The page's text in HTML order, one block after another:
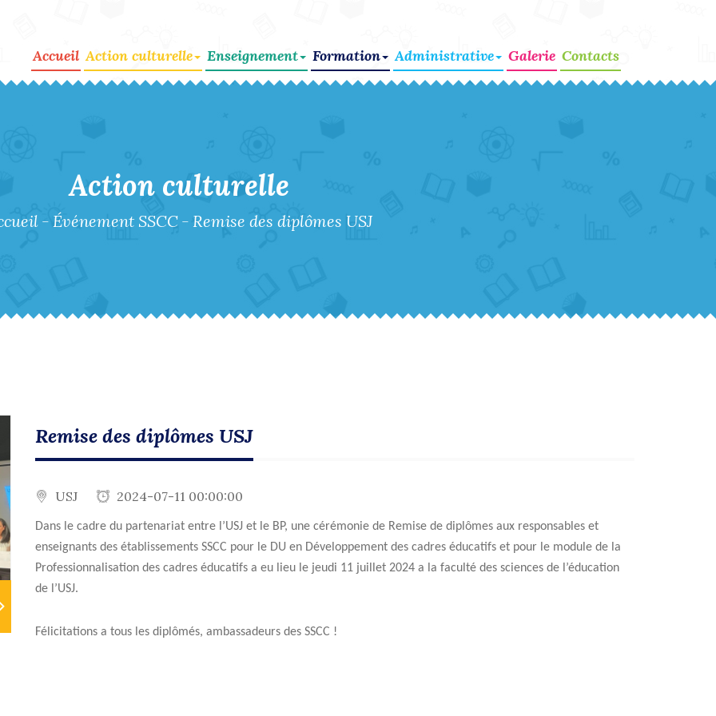
Accueil Action culturelle Enseignement Formation Administrative Galerie Contacts
Action culturelle
- Événement SSCC - Remise des diplômes USJ
Remise des diplômes USJ
USJ 2024-07-11 00:00:00
Dans le cadre du partenariat entre l’USJ et le BP, une cérémonie de Remise de diplômes aux responsables et
enseignants des établissements SSCC pour le DU en Développement des cadres éducatifs et pour le module de la
Professionnalisation des cadres éducatifs a eu lieu le jeudi 11 juillet 2024 a la faculté des sciences de l’éducation
de l’USJ.
Félicitations a tous les diplômés, ambassadeurs des SSCC !